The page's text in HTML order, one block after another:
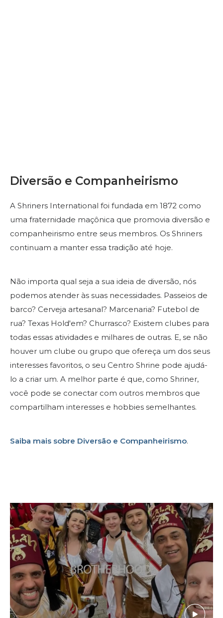
Diversão e Companheirismo
A Shriners International foi fundada em 1872 como
uma fraternidade maçônica que promovia diversão e
companheirismo entre seus membros. Os Shriners
continuam a manter essa tradição até hoje.
Não importa qual seja a sua ideia de diversão, nós
podemos atender às suas necessidades. Passeios de
barco? Cerveja artesanal? Marcenaria? Futebol de
rua? Texas Hold'em? Churrasco? Existem clubes para
todas essas atividades e milhares de outras. E, se não
houver um clube ou grupo que ofereça um dos seus
interesses favoritos, o seu Centro Shrine pode ajudá-
lo a criar um. A melhor parte é que, como Shriner,
você pode se conectar com outros membros que
compartilham interesses e hobbies semelhantes.
Saiba mais sobre Diversão e Companheirismo.